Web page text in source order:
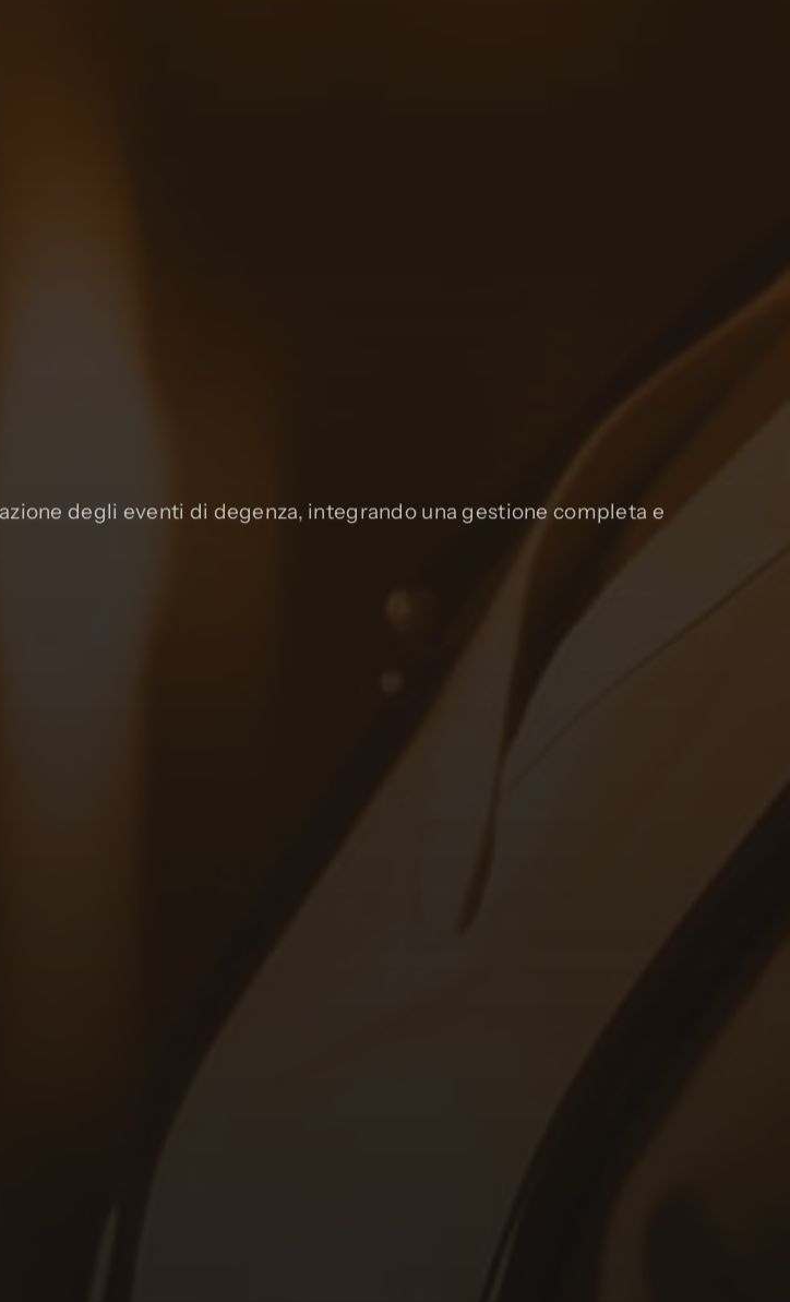
degli eventi di degenza, integrando una gestione completa e